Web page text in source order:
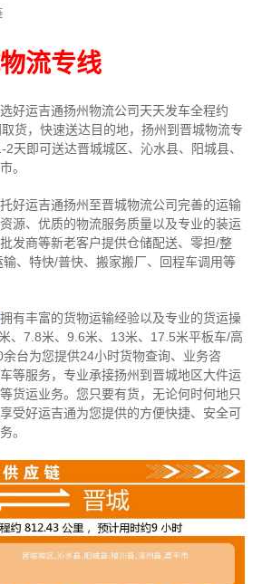
流专线
好运吉通扬州物流公司天天发车全程约
货，快速送达目的地，扬州到晋城物流专
天即可送达晋城城区、沁水县、阳城县、
。
好运吉通扬州至晋城物流公司完善的运输
源、优质的物流服务质量以及专业的装运
发商等新老客户提供仓储配送、零担/整
、特快/普快、搬家搬厂、回程车调用等
拥有丰富的货物运输经验以及专业的货运操
、7.8米、9.6米、13米、17.5米平板车/高
余台为您提供24小时货物查询、业务咨
等服务， 专业承接扬州到晋城地区大件运
货运业务。 您只要有货，无论何时何地只
受好运吉通为您提供的方便快捷、安全可
。